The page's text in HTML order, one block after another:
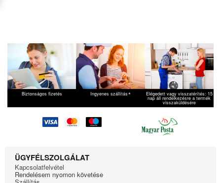
Biztonságos fizetés Ingyenes szállítás* Elégedett vagy visszatérítés: 15
nap áll rendelkezésre a termék
visszaküldésére
ÜGYFÉLSZOLGÁLAT
Kapcsolatfelvétel
Rendelésem nyomon követése